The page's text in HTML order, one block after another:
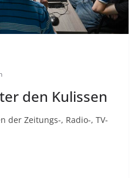
den Kulissen
der Zeitungs-, Radio-, TV-